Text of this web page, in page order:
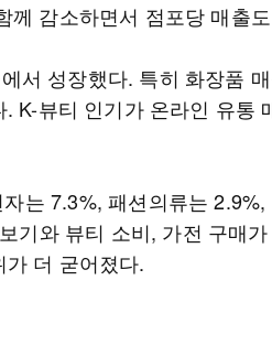
께 감소하면서 점포당 매출
서 성장했다. 특히 화장품
K-뷰티 인기가 온라인 유통
는 7.3%, 패션의류는 2.9%,
기와 뷰티 소비, 가전 구매
더 굳어졌다.